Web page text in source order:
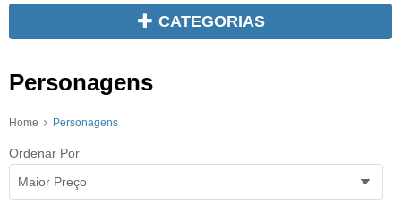
CATEGORIAS
Personagens
Home Personagens
Ordenar Por
Maior Preço